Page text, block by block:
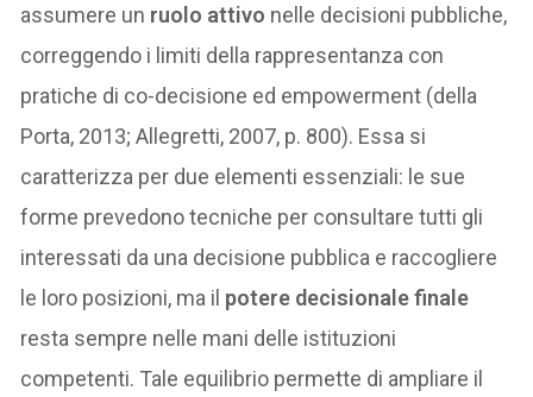
assumere un ruolo attivo nelle decisioni pubbliche,
correggendo i limiti della rappresentanza con
pratiche di co-decisione ed empowerment (della
Porta, 2013; Allegretti, 2007, p. 800). Essa si
caratterizza per due elementi essenziali: le sue
forme prevedono tecniche per consultare tutti gli
interessati da una decisione pubblica e raccogliere
le loro posizioni, ma il potere decisionale finale
resta sempre nelle mani delle istituzioni
competenti. Tale equilibrio permette di ampliare il